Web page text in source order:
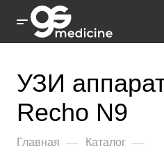
УЗИ
Recho N9
Главная — Каталог —